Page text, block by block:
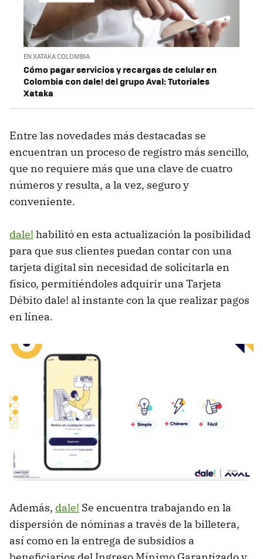
EN XATAKA COLOMBIA
Cómo pagar servicios y recargas de celular en
Colombia con dale! del grupo Aval: Tutoriales
Xataka
Entre las novedades más destacadas se
encuentran un proceso de registro más sencillo,
que no requiere más que una clave de cuatro
números y resulta, a la vez, seguro y
conveniente.
dale! habilitó en esta actualización la posibilidad
para que sus clientes puedan contar con una
tarjeta digital sin necesidad de solicitarla en
físico, permitiéndoles adquirir una Tarjeta
Débito dale! al instante con la que realizar pagos
en línea.
Además, dale! Se encuentra trabajando en la
dispersión de nóminas a través de la billetera,
así como en la entrega de subsidios a